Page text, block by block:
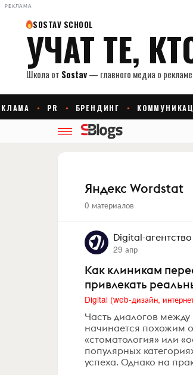
РЕКЛАМА
Яндекс Wordstat
0 материалов
Digital-
29 апр
Как клиникам
привлекать
Часть диалогов
начинается похожим
«стоматология» или
популярных
успеха. Однако на